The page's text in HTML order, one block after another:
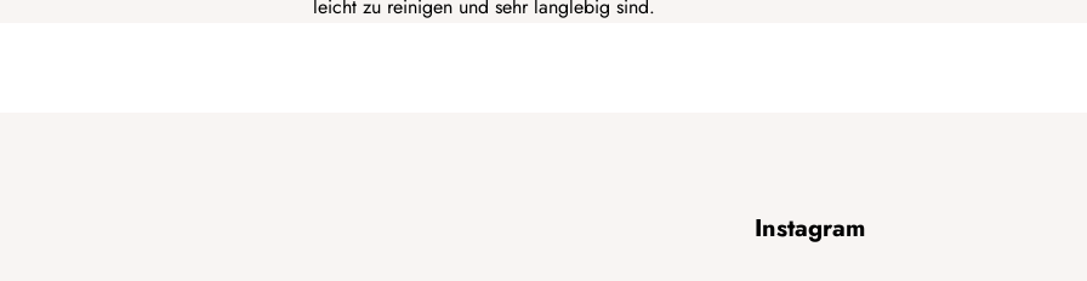
leicht zu reinigen und sehr langlebig sind.
Instagram